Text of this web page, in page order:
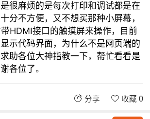
很麻烦的是每次打印和调试都是在
分不方便，又不想买那种小屏幕，
HDMI接口的触摸屏来操作，目前
示代码界面，为什么不是网页端的
助各位大神指教一下，帮忙看看是
各位了。
分享 收藏 0